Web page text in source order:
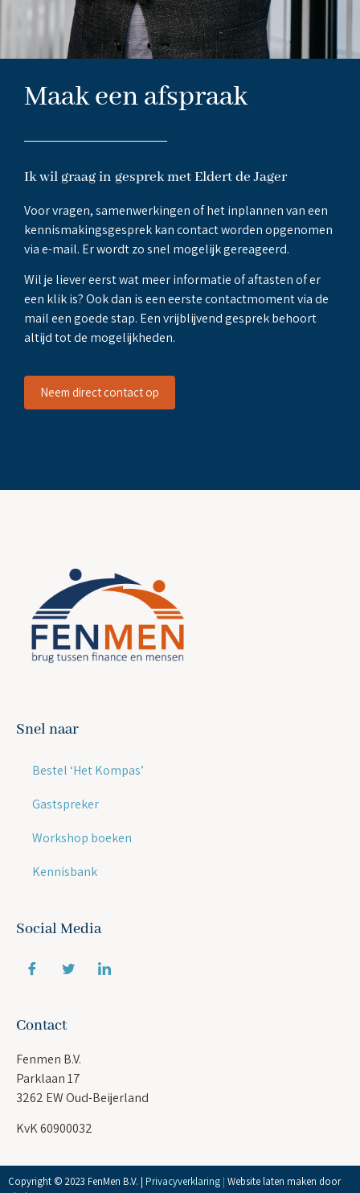
Maak een afspraak
Ik wil graag in gesprek met Eldert de Jager
Voor vragen, samenwerkingen of het inplannen van een
kennismakingsgesprek kan contact worden opgenomen
via e-mail. Er wordt zo snel mogelijk gereageerd.
Wil je liever eerst wat meer informatie of aftasten of er
een klik is? Ook dan is een eerste contactmoment via de
mail een goede stap. Een vrijblijvend gesprek behoort
altijd tot de mogelijkheden.
Neem direct contact op
Snel naar
Bestel ‘Het Kompas’
Gastspreker
Workshop boeken
Kennisbank
Social Media
Contact
Fenmen B.V.
Parklaan 17
3262 EW Oud-Beijerland
KvK 60900032
Copyright © 2023 FenMen B.V. | Privacyverklaring | Website laten maken door